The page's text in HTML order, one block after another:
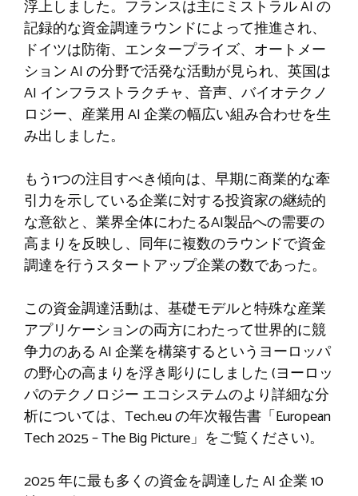
浮上しました。フランスは主にミストラル AI の
記録的な資金調達ラウンドによって推進され、
ドイツは防衛、エンタープライズ、オートメー
ション AI の分野で活発な活動が見られ、英国は
AI インフラストラクチャ、音声、バイオテクノ
ロジー、産業用 AI 企業の幅広い組み合わせを生
み出しました。
もう1つの注目すべき傾向は、早期に商業的な牽
引力を示している企業に対する投資家の継続的
な意欲と、業界全体にわたるAI製品への需要の
高まりを反映し、同年に複数のラウンドで資金
調達を行うスタートアップ企業の数であった。
この資金調達活動は、基礎モデルと特殊な産業
アプリケーションの両方にわたって世界的に競
争力のある AI 企業を構築するというヨーロッパ
の野心の高まりを浮き彫りにしました (ヨーロッ
パのテクノロジー エコシステムのより詳細な分
析については、Tech.eu の年次報告書「European
Tech 2025 – The Big Picture」をご覧ください)。
2025 年に最も多くの資金を調達した AI 企業 10